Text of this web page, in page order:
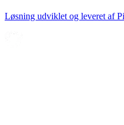
Løsning udviklet og leveret af